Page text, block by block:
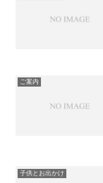
ご案内
子供とお出かけ